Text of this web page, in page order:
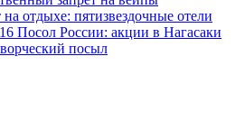
отдыхе: пятизвездочные отели
Посол России: акции в Нагасаки
посыл